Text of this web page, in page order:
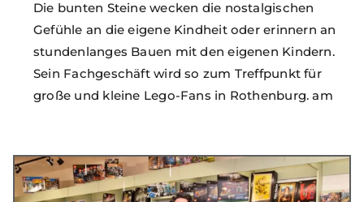
Die bunten Steine wecken die nostalgischen
Gefühle an die eigene Kindheit oder erinnern an
stundenlanges Bauen mit den eigenen Kindern.
Sein Fachgeschäft wird so zum Treffpunkt für
große und kleine Lego-Fans in Rothenburg. am